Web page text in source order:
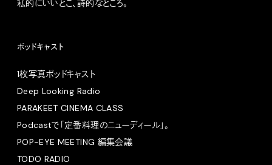
私的にいいとこ、詩的なところ。
ポッドキャスト
1枚写真ポッドキャスト
Deep Looking Radio
PARAKEET CINEMA CLASS
Podcastで「定番料理のニューディール」。
POP-EYE MEETING 編集会議
TODO RADIO